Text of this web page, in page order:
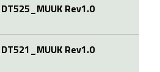
Rev1.0
Rev1.0